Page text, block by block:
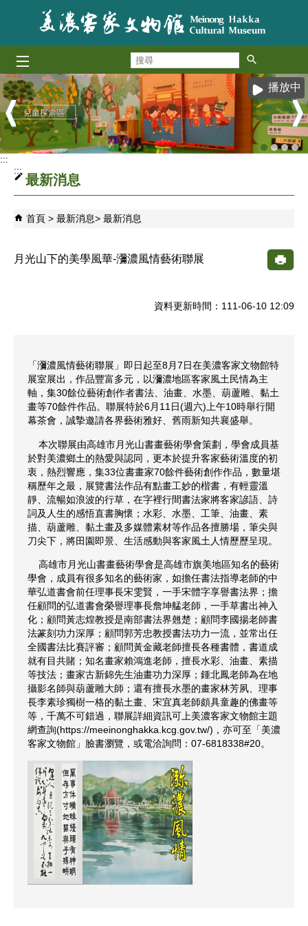
跳到主要內容區塊
播放中
:::
:::
最新消息
首頁 最新消息 最新消息
月光山下的美學風華-瀰濃風情藝術聯展
資料更新時間：111-06-10 12:09
「瀰濃風情藝術聯展」即日起至8月7日在美濃客家文物館特
展室展出，作品豐富多元，以瀰濃地區客家風土民情為主
軸，集30餘位藝術創作者書法、油畫、水墨、葫蘆雕、黏土
畫等70餘件作品。聯展特於6月11日(週六)上午10時舉行開
幕茶會，誠摯邀請各界藝術雅好、舊雨新知共襄盛舉。
本次聯展由高雄市月光山書畫藝術學會策劃，學會成員基
於對美濃鄉土的熱愛與認同，更本於提升客家藝術溫度的初
衷，熱烈響應，集33位書畫家70餘件藝術創作作品，數量堪
稱歷年之最，展覽書法作品有點畫工妙的楷書，有輕靈溫
靜、流暢如浪波的行草，在字裡行間書法家將客家諺語、詩
詞及人生的感悟直書胸懷；水彩、水墨、工筆、油畫、素
描、葫蘆雕、黏土畫及多媒體素材等作品各擅勝場，筆尖與
刀尖下，將田園即景、生活感動與客家風土人情歷歷呈現。
高雄市月光山書畫藝術學會是高雄市旗美地區知名的藝術
學會，成員有很多知名的藝術家，如擔任書法指導老師的中
華弘道書會前任理事長宋雯賢，一手宋體字享譽書法界；擔
任顧問的弘道書會榮譽理事長詹坤艋老師，一手草書出神入
化；顧問黃志煌教授是南部書法界翹楚；顧問李國揚老師書
法篆刻功力深厚；顧問郭芳忠教授書法功力一流，並常出任
全國書法比賽評審；顧問黃金藏老師擅長各種書體，書道成
就有目共賭；知名畫家賴鴻進老師，擅長水彩、油畫、素描
等技法；畫家古新錦先生油畫功力深厚；鍾北鳳老師為在地
攝影名師與葫蘆雕大師；還有擅長水墨的畫家林芳夙、理事
長李素珍獨樹一格的黏土畫、宋宜真老師頗具童趣的佛畫等
等，千萬不可錯過，聯展詳細資訊可上美濃客家文物館主題
網查詢(https://meeinonghakka.kcg.gov.tw/)，亦可至「美濃
客家文物館」臉書瀏覽，或電洽詢問：07-6818338#20。